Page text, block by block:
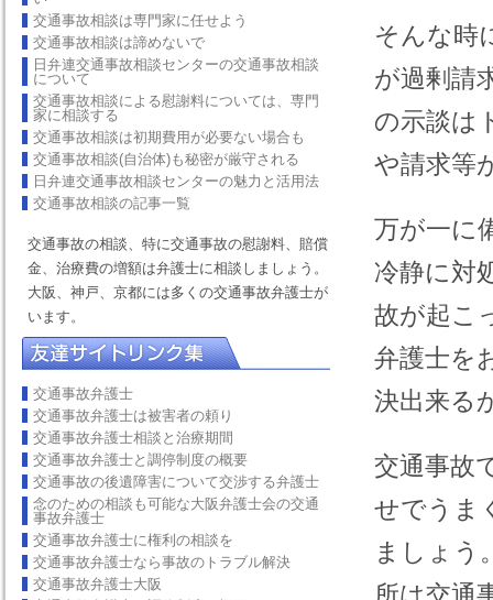
交通事故相談は専門家に任せよう
交通事故相談は諦めないで
日弁連交通事故相談センターの交通事故相談
について
交通事故相談による慰謝料については、専門
家に相談する
交通事故相談は初期費用が必要ない場合も
交通事故相談(自治体)も秘密が厳守される
日弁連交通事故相談センターの魅力と活用法
交通事故相談の記事一覧
交通事故の相談、特に交通事故の慰謝料、賠償
金、治療費の増額は弁護士に相談しましょう。
大阪、神戸、京都には多くの交通事故弁護士が
います。
交通事故弁護士
交通事故弁護士は被害者の頼り
交通事故弁護士相談と治療期間
交通事故弁護士と調停制度の概要
交通事故の後遺障害について交渉する弁護士
念のための相談も可能な大阪弁護士会の交通
事故弁護士
交通事故弁護士に権利の相談を
交通事故弁護士なら事故のトラブル解決
交通事故弁護士大阪
そんな時
が過剰請
の示談は
や請求等
万が一に
冷静に対
故が起こ
弁護士を
決出来る
交通事故
せでうま
ましょう